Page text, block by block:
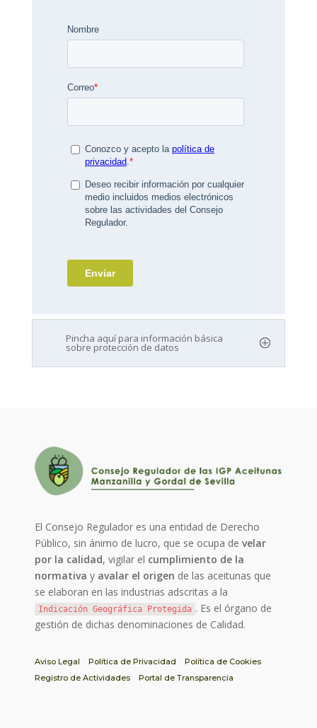
Pincha aquí para información básica
sobre protección de datos
El Consejo Regulador es una entidad de Derecho
Público, sin ánimo de lucro, que se ocupa develar
por la calidad, vigilar el cumplimiento de la
normativa y avalar el origen de las aceitunas que
se elaboran en las industrias adscritas a la
Indicación Geográfica Protegida . Es el órgano de
gestión de dichas denominaciones de Calidad.
Aviso Legal Política de Privacidad
Política de Cookies
Registro de Actividades
Portal de Transparencia